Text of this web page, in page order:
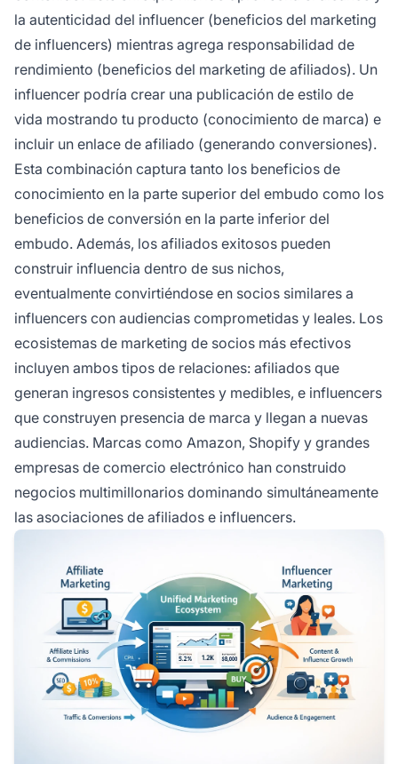
la autenticidad del influencer (beneficios del marketing
de influencers) mientras agrega responsabilidad de
rendimiento (beneficios del marketing de afiliados). Un
influencer podría crear una publicación de estilo de
vida mostrando tu producto (conocimiento de marca) e
incluir un enlace de afiliado (generando conversiones).
Esta combinación captura tanto los beneficios de
conocimiento en la parte superior del embudo como los
beneficios de conversión en la parte inferior del
embudo. Además, los afiliados exitosos pueden
construir influencia dentro de sus nichos,
eventualmente convirtiéndose en socios similares a
influencers con audiencias comprometidas y leales. Los
ecosistemas de marketing de socios más efectivos
incluyen ambos tipos de relaciones: afiliados que
generan ingresos consistentes y medibles, e influencers
que construyen presencia de marca y llegan a nuevas
audiencias. Marcas como Amazon, Shopify y grandes
empresas de comercio electrónico han construido
negocios multimillonarios dominando simultáneamente
las asociaciones de afiliados e influencers.